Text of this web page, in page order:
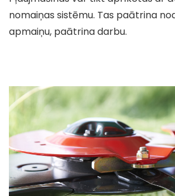
nomaiņas sistēmu. Tas paātrina
apmaiņu, paātrina darbu.